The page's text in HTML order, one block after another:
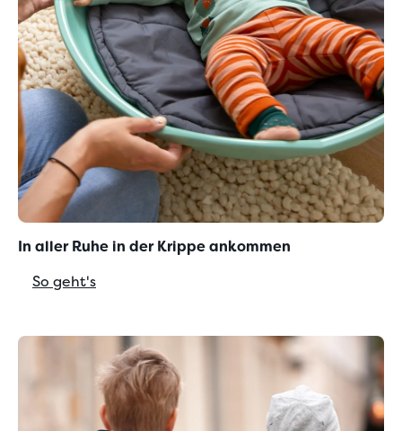
In aller Ruhe in der Krippe ankommen
So geht's